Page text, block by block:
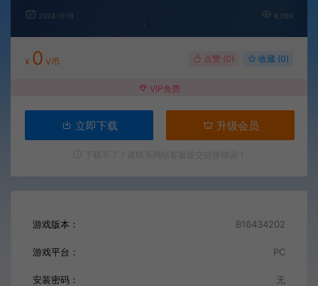
2024-11-18 8,099
¥ 0 V币 点赞 (0) 收藏 (0)
VIP免费
立即下载 升级会员
游戏版本： B16434202
游戏平台： PC
安装密码： 无